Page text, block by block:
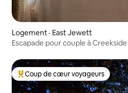
Logement · East Jewett
Escapade pour couple à Creekside
Coup de cœur voyageurs parmi
Coup de cœur voyageurs